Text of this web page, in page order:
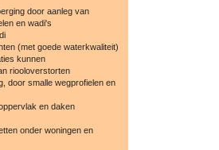
door aanleg van
en wadi's
(met goede waterkwaliteit)
kunnen
riooloverstorten
door smalle wegprofielen en
en daken
onder woningen en